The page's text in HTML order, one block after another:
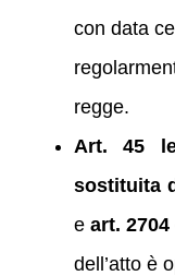
con data
regge.
Art. 45
sostituita
e art. 2704
dell’atto è